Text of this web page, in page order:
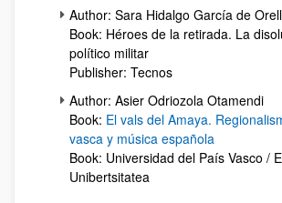
Author: Sara Hidalgo García de
Book: Héroes de la retirada. La
político militar
Publisher: Tecnos
Author: Asier Odriozola Otamendi
Book: El vals del Amaya.
vasca y música española
Book: Universidad del País Vasco /
Unibertsitatea